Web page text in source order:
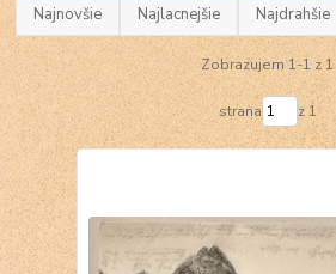
Najnovšie Najlacnejšie Najdrahšie
Zobrazujem 1-1 z 1
strana z 1